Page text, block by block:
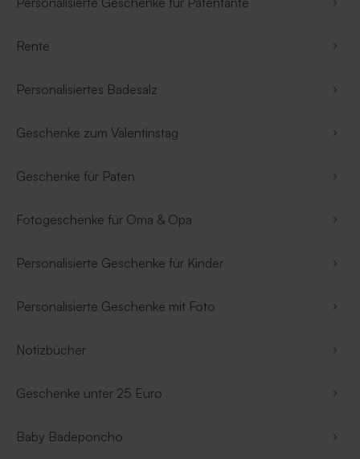
Rente
Personalisiertes Badesalz
Geschenke zum Valentinstag
Geschenke für Paten
Fotogeschenke für Oma & Opa
Personalisierte Geschenke für Kinder
Personalisierte Geschenke mit Foto
Notizbücher
Geschenke unter 25 Euro
Baby Badeponcho